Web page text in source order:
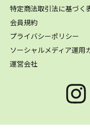
特定商法取引法に基づく
会員規約
プライバシーポリシー
ソーシャルメディア運用
運営会社